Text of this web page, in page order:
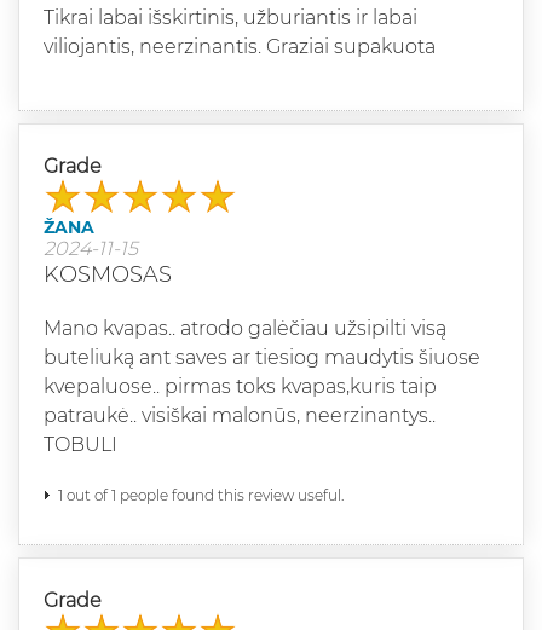
Tikrai labai išskirtinis, užburiantis ir labai
viliojantis, neerzinantis. Graziai supakuota
Grade
ŽANA
2024-11-15
KOSMOSAS
Mano kvapas.. atrodo galėčiau užsipilti visą
buteliuką ant saves ar tiesiog maudytis šiuose
kvepaluose.. pirmas toks kvapas,kuris taip
patraukė.. visiškai malonūs, neerzinantys..
TOBULI
1 out of 1 people found this review useful.
Grade